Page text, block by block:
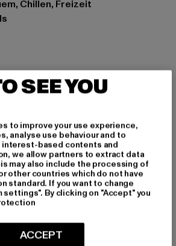
Chillen, Freizeit
100% Baumwolle
GmbH |info@2y-studios.com
Emsdetten | DE
SEE YOU
to improve your use experience,
analyse use behaviour and to
interest-based contents and
we allow partners to extract data
may also include the processing of
other countries which do not have
standard. If you want to change
settings". By clicking on "Accept" you
ACCEPT